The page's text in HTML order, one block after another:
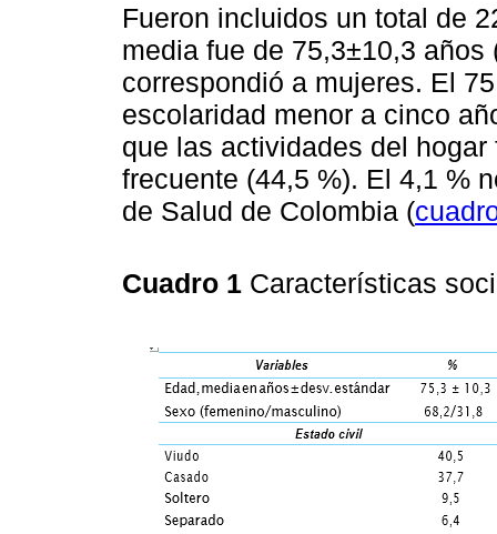
Fueron incluidos un total de
media fue de 75,3±10,3
correspondió a mujeres. El
escolaridad menor a cinco
que las actividades del
frecuente (44,5 %). El 4,1 %
de Salud de Colombia (
Cuadro 1 Características